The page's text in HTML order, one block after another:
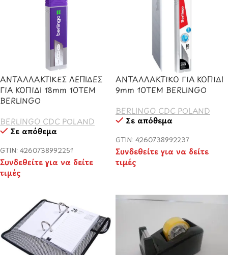
ΑΝΤΑΛΛΑΚΤΙΚΕΣ ΛΕΠΙΔΕΣ
ΓΙΑ ΚΟΠΙΔΙ 18mm 10ΤΕΜ
BERLINGO
BERLINGO CDC POLAND
Σε απόθεμα
GTIN: 4260738992251
Συνδεθείτε για να δείτε
τιμές
ΑΝΤΑΛΛΑΚΤΙΚΟ ΓΙΑ ΚΟΠΙΔΙ
9mm 10ΤΕΜ BERLINGO
BERLINGO CDC POLAND
Σε απόθεμα
GTIN: 4260738992237
Συνδεθείτε για να δείτε
τιμές